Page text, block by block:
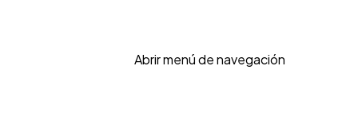
Abrir menú de navegación